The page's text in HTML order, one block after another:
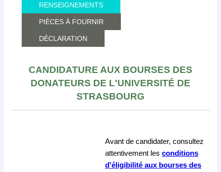
RENSEIGNEMENTS
PIÈCES À FOURNIR
DÉCLARATION
CANDIDATURE AUX BOURSES DES
DONATEURS DE L'UNIVERSITÉ DE
STRASBOURG
Avant de candidater, consultez
attentivement les conditions
d'éligibilité aux bourses des